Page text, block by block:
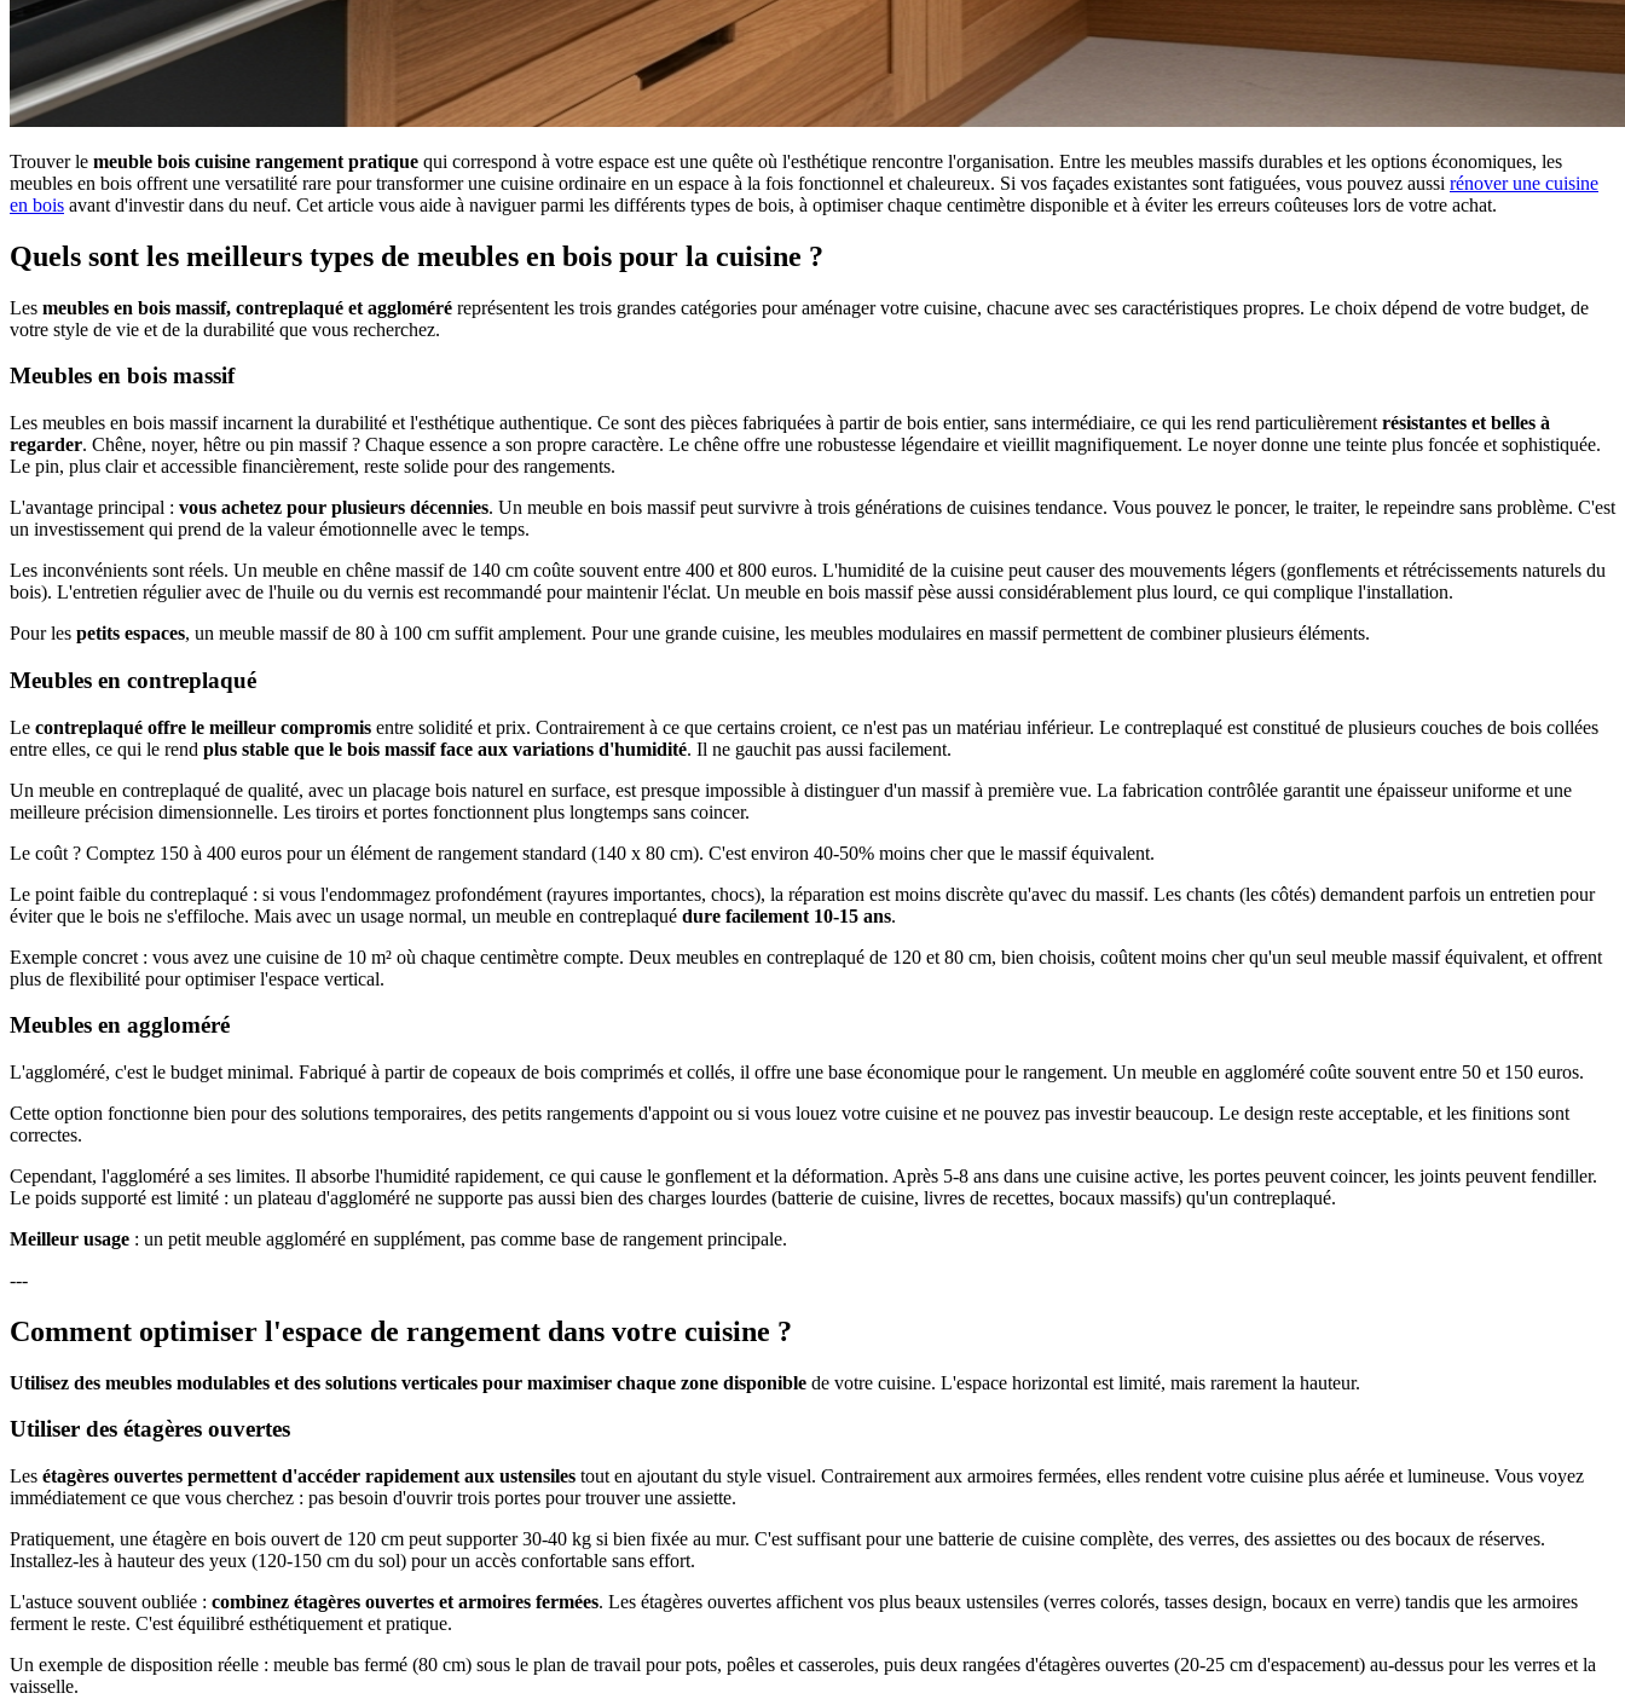
Trouver le meuble bois cuisine rangement pratique qui correspond à votre espace est une quête où l'esthétique rencontre l'organisation. Entre les meubles massifs durables et les options économiques, les
meubles en bois offrent une versatilité rare pour transformer une cuisine ordinaire en un espace à la fois fonctionnel et chaleureux. Si vos façades existantes sont fatiguées, vous pouvez aussi rénover une cuisine
en bois avant d'investir dans du neuf. Cet article vous aide à naviguer parmi les différents types de bois, à optimiser chaque centimètre disponible et à éviter les erreurs coûteuses lors de votre achat.
Quels sont les meilleurs types de meubles en bois pour la cuisine ?
Les meubles en bois massif, contreplaqué et aggloméré représentent les trois grandes catégories pour aménager votre cuisine, chacune avec ses caractéristiques propres. Le choix dépend de votre budget, de
votre style de vie et de la durabilité que vous recherchez.
Meubles en bois massif
Les meubles en bois massif incarnent la durabilité et l'esthétique authentique. Ce sont des pièces fabriquées à partir de bois entier, sans intermédiaire, ce qui les rend particulièrement résistantes et belles à
regarder. Chêne, noyer, hêtre ou pin massif ? Chaque essence a son propre caractère. Le chêne offre une robustesse légendaire et vieillit magnifiquement. Le noyer donne une teinte plus foncée et sophistiquée.
Le pin, plus clair et accessible financièrement, reste solide pour des rangements.
L'avantage principal : vous achetez pour plusieurs décennies. Un meuble en bois massif peut survivre à trois générations de cuisines tendance. Vous pouvez le poncer, le traiter, le repeindre sans problème. C'est
un investissement qui prend de la valeur émotionnelle avec le temps.
Les inconvénients sont réels. Un meuble en chêne massif de 140 cm coûte souvent entre 400 et 800 euros. L'humidité de la cuisine peut causer des mouvements légers (gonflements et rétrécissements naturels du
bois). L'entretien régulier avec de l'huile ou du vernis est recommandé pour maintenir l'éclat. Un meuble en bois massif pèse aussi considérablement plus lourd, ce qui complique l'installation.
Pour les petits espaces, un meuble massif de 80 à 100 cm suffit amplement. Pour une grande cuisine, les meubles modulaires en massif permettent de combiner plusieurs éléments.
Meubles en contreplaqué
Le contreplaqué offre le meilleur compromis entre solidité et prix. Contrairement à ce que certains croient, ce n'est pas un matériau inférieur. Le contreplaqué est constitué de plusieurs couches de bois collées
entre elles, ce qui le rend plus stable que le bois massif face aux variations d'humidité. Il ne gauchit pas aussi facilement.
Un meuble en contreplaqué de qualité, avec un placage bois naturel en surface, est presque impossible à distinguer d'un massif à première vue. La fabrication contrôlée garantit une épaisseur uniforme et une
meilleure précision dimensionnelle. Les tiroirs et portes fonctionnent plus longtemps sans coincer.
Le coût ? Comptez 150 à 400 euros pour un élément de rangement standard (140 x 80 cm). C'est environ 40-50% moins cher que le massif équivalent.
Le point faible du contreplaqué : si vous l'endommagez profondément (rayures importantes, chocs), la réparation est moins discrète qu'avec du massif. Les chants (les côtés) demandent parfois un entretien pour
éviter que le bois ne s'effiloche. Mais avec un usage normal, un meuble en contreplaqué dure facilement 10-15 ans.
Exemple concret : vous avez une cuisine de 10 m² où chaque centimètre compte. Deux meubles en contreplaqué de 120 et 80 cm, bien choisis, coûtent moins cher qu'un seul meuble massif équivalent, et offrent
plus de flexibilité pour optimiser l'espace vertical.
Meubles en aggloméré
L'aggloméré, c'est le budget minimal. Fabriqué à partir de copeaux de bois comprimés et collés, il offre une base économique pour le rangement. Un meuble en aggloméré coûte souvent entre 50 et 150 euros.
Cette option fonctionne bien pour des solutions temporaires, des petits rangements d'appoint ou si vous louez votre cuisine et ne pouvez pas investir beaucoup. Le design reste acceptable, et les finitions sont
correctes.
Cependant, l'aggloméré a ses limites. Il absorbe l'humidité rapidement, ce qui cause le gonflement et la déformation. Après 5-8 ans dans une cuisine active, les portes peuvent coincer, les joints peuvent fendiller.
Le poids supporté est limité : un plateau d'aggloméré ne supporte pas aussi bien des charges lourdes (batterie de cuisine, livres de recettes, bocaux massifs) qu'un contreplaqué.
Meilleur usage : un petit meuble aggloméré en supplément, pas comme base de rangement principale.
---
Comment optimiser l'espace de rangement dans votre cuisine ?
Utilisez des meubles modulables et des solutions verticales pour maximiser chaque zone disponible de votre cuisine. L'espace horizontal est limité, mais rarement la hauteur.
Utiliser des étagères ouvertes
Les étagères ouvertes permettent d'accéder rapidement aux ustensiles tout en ajoutant du style visuel. Contrairement aux armoires fermées, elles rendent votre cuisine plus aérée et lumineuse. Vous voyez
immédiatement ce que vous cherchez : pas besoin d'ouvrir trois portes pour trouver une assiette.
Pratiquement, une étagère en bois ouvert de 120 cm peut supporter 30-40 kg si bien fixée au mur. C'est suffisant pour une batterie de cuisine complète, des verres, des assiettes ou des bocaux de réserves.
Installez-les à hauteur des yeux (120-150 cm du sol) pour un accès confortable sans effort.
L'astuce souvent oubliée : combinez étagères ouvertes et armoires fermées. Les étagères ouvertes affichent vos plus beaux ustensiles (verres colorés, tasses design, bocaux en verre) tandis que les armoires
ferment le reste. C'est équilibré esthétiquement et pratique.
Un exemple de disposition réelle : meuble bas fermé (80 cm) sous le plan de travail pour pots, poêles et casseroles, puis deux rangées d'étagères ouvertes (20-25 cm d'espacement) au-dessus pour les verres et la
vaisselle.